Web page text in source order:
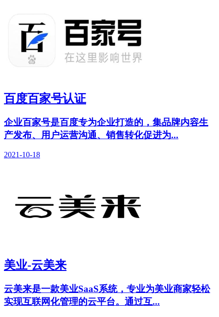
百度百家号认证
企业百家号是百度专为企业打造的，集品牌内容生
产发布、用户运营沟通、销售转化促进为...
2021-10-18
美业-云美来
云美来是一款美业SaaS系统，专业为美业商家轻松
实现互联网化管理的云平台。通过互...